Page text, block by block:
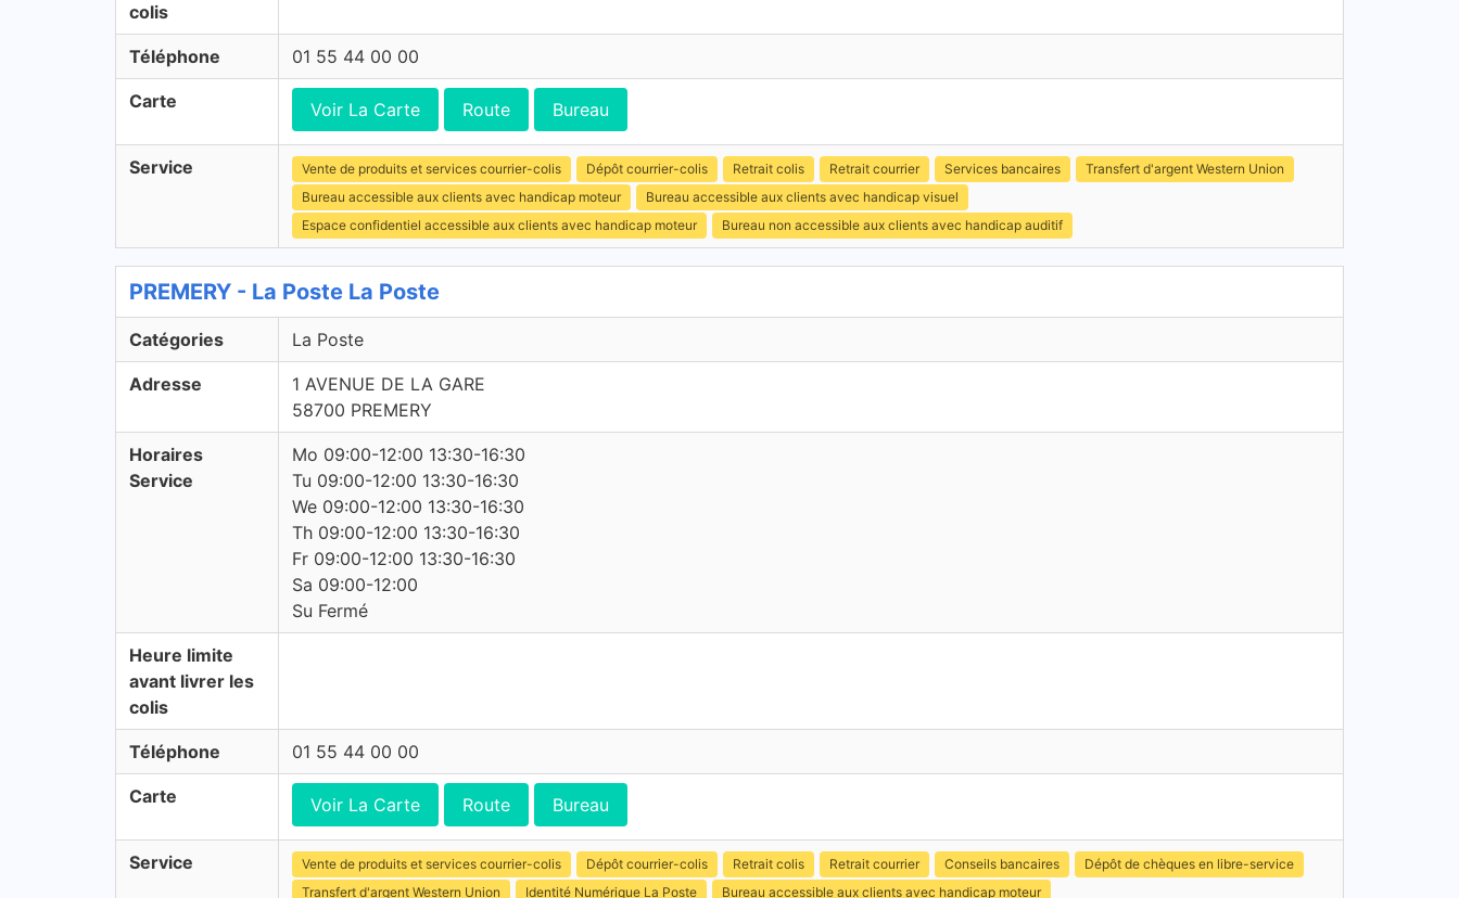
colis
Téléphone 01 55 44 00 00
Carte Voir La Carte Route Bureau
Service Vente de produits et services courrier-colis Dépôt courrier-colis Retrait colis Retrait courrier Services bancaires
Transfert d'argent Western Union
Bureau accessible aux clients avec handicap moteur
Bureau accessible aux clients avec handicap visuel
Espace confidentiel accessible aux clients avec handicap moteur
Bureau non accessible aux clients avec handicap auditif
PREMERY - La Poste La Poste
Catégories La Poste
Adresse
1 AVENUE DE LA GARE
58700 PREMERY
Horaires
Service
Mo 09:00-12:00 13:30-16:30
Tu 09:00-12:00 13:30-16:30
We 09:00-12:00 13:30-16:30
Th 09:00-12:00 13:30-16:30
Fr 09:00-12:00 13:30-16:30
Sa 09:00-12:00
Su Fermé
Heure limite
avant livrer les
colis
Téléphone 01 55 44 00 00
Carte Voir La Carte Route Bureau
Service Vente de produits et services courrier-colis Dépôt courrier-colis Retrait colis Retrait courrier Conseils bancaires
Dépôt de chèques en libre-service
Transfert d'argent Western Union
Identité Numérique La Poste Bureau accessible aux clients avec handicap moteur